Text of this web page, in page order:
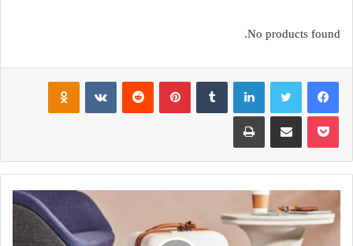
No products found.
فيسبوك تويتر لينكدإن بينتيريست
بوكيت مشاركة عبر البريد طباعة